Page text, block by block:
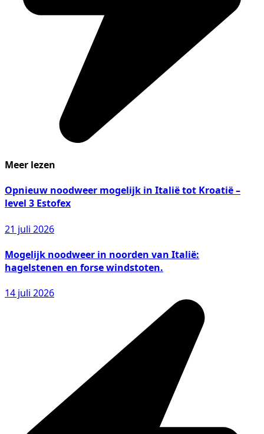
Meer lezen
Opnieuw noodweer mogelijk in Italië tot Kroatië –
level 3 Estofex
21 juli 2026
Mogelijk noodweer in noorden van Italië:
hagelstenen en forse windstoten.
14 juli 2026